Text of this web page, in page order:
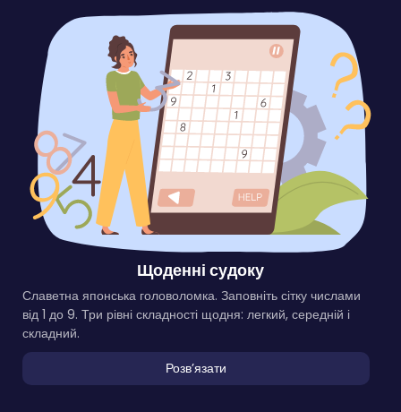
Щоденні судоку
Славетна японська головоломка. Заповніть сітку числами
від 1 до 9. Три рівні складності щодня: легкий, середній і
складний.
Розвʼязати